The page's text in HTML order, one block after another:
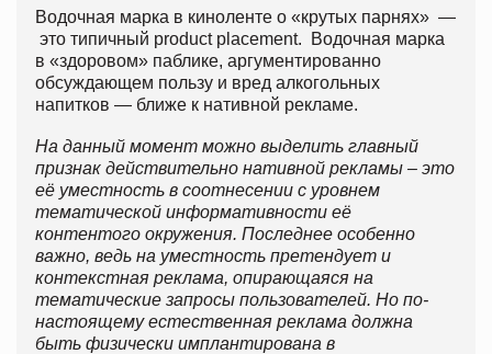
Водочная марка в киноленте о «крутых парнях» —
это типичный product placement. Водочная марка
в «здоровом» паблике, аргументированно
обсуждающем пользу и вред алкогольных
напитков — ближе к нативной рекламе.
На данный момент можно выделить главный
признак действительно нативной рекламы – это
её уместность в соотнесении с уровнем
тематической информативности её
контентого окружения. Последнее особенно
важно, ведь на уместность претендует и
контекстная реклама, опирающаяся на
тематические запросы пользователей. Но по-
настоящему естественная реклама должна
быть физически имплантирована в